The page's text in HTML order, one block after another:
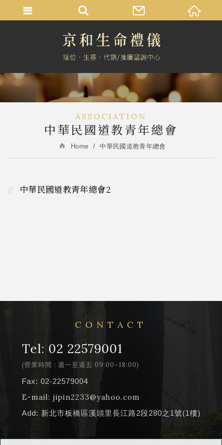
ASSOCIATION
中華民國道教青年總會
Home 中華民國道教青年總會
中華民國道教青年總會2
CONTACT
Tel: 02 22579001
(營業時間 : 週一至週五 09:00~18:00)
Fax: 02-22579004
E-mail: jipin2233@yahoo.com
Add: 新北市板橋區溪頭里長江路2段280之1號(1樓)